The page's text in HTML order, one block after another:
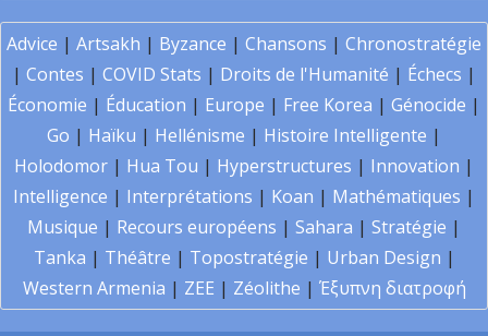
Advice | Artsakh | Byzance | Chansons | Chronostratégie
| Contes | COVID Stats | Droits de l'Humanité | Échecs |
Économie | Éducation | Europe | Free Korea | Génocide |
Go | Haïku | Hellénisme | Histoire Intelligente |
Holodomor | Hua Tou | Hyperstructures | Innovation |
Intelligence | Interprétations | Koan | Mathématiques |
Musique | Recours européens | Sahara | Stratégie |
Tanka | Théâtre | Topostratégie | Urban Design |
Western Armenia | ZEE | Zéolithe | Έξυπνη διατροφή